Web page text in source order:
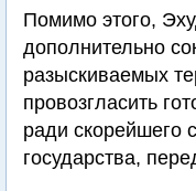
Помимо этого,
дополнительно
разыскиваемых
провозгласить
ради скорейшего
государства,